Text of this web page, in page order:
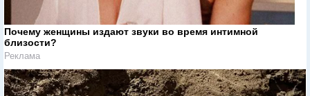
Почему женщины издают звуки во время интимной
близости?
Реклама